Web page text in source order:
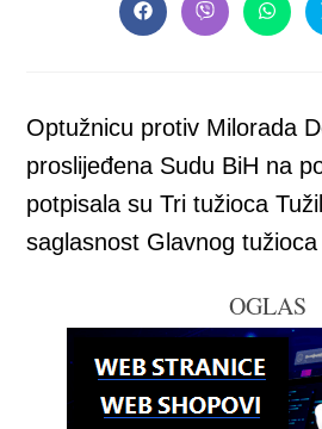
Opens
in
Opens
in
Opens
in
Optužnicu protiv Milorada
proslijeđena Sudu BiH na
potpisala su Tri tužioca
saglasnost Glavnog
OGLAS